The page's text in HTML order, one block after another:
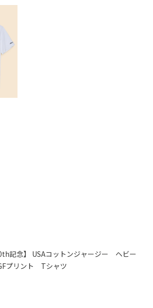
記念】 USAコットンジャージー ヘビー
プリント Tシャツ